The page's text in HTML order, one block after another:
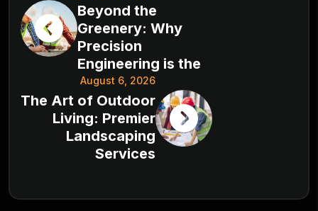
Beyond the
Greenery: Why
Precision
Engineering is the
August 6, 2026
The Art of Outdoor
Living: Premier
Landscaping
Services